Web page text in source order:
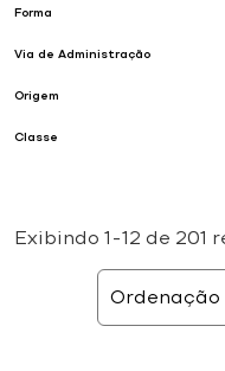
Forma
Via de Administração
Origem
Classe
Exibindo 1–12 de 201